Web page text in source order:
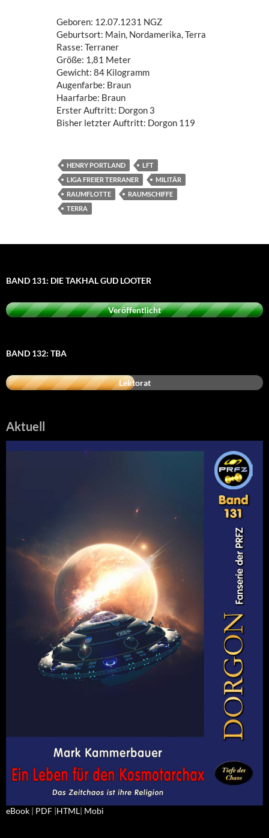
Geboren: 12.07.1231 NGZ
Geburtsort: Main, Nordamerika, Terra
Rasse: Terraner
Größe: 1,81 Meter
Gewicht: 84 Kilogramm
Augenfarbe: Braun
Haarfarbe: Braun
Erster Auftritt: Dorgon 3
Bisher letzter Auftritt: Dorgon 119
HENRY PORTLAND
LFT
LIGA FREIER TERRANER
MILITÄR
RAUMFLOTTE
RAUMSCHIFFE
TERRA
BAND 131: DIE TAKHAL GUD LOOTER
Veröffentlicht
BAND 132: TBA
Lektorat
Aktuell
eBook PDF HTML Mobi